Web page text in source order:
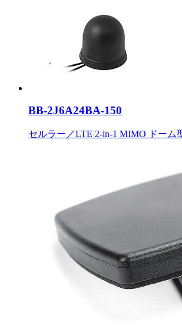
BB-2J6A24BA-150
セルラー／LTE 2-in-1 MIMO ドーム